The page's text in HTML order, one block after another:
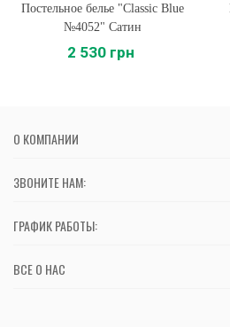
Постельное белье "Classic Blue
№4052" Сатин
2 530 грн
О КОМПАНИИ
ЗВОНИТЕ НАМ:
ГРАФИК РАБОТЫ:
ВСЕ О НАС